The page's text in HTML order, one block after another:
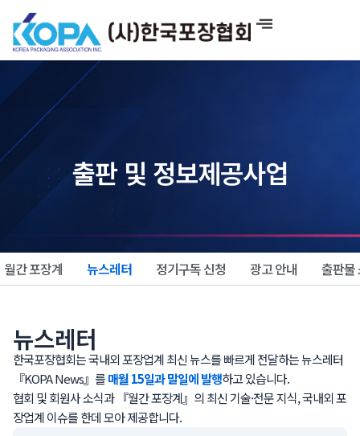
너
출판 및 정보제공사업
월간 포장계 뉴스레터 정기구독 신청 광고 안내 출판물
뉴스레터
한국포장협회는 국내외 포장업계 최신 뉴스를 빠르게 전달하는 뉴스레터
『KOPA News』를매월 15일과 말일에 발행하고 있습니다.
협회 및 회원사 소식과 『월간 포장계』의 최신 기술·전문 지식, 국내외 포
장업계 이슈를 한데 모아 제공합니다.